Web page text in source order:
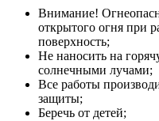
Внимание!
открытого огня при
поверхность;
Не наносить на
солнечными лучами;
Все работы
защиты;
Беречь от детей;